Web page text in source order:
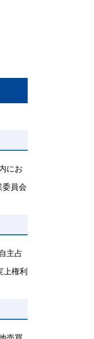
にお
委員会
主占
権利